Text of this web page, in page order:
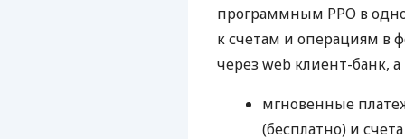
программным РРО в
к счетам и операциям в
через web клиент-банк, а
мгновенные
(бесплатно) и